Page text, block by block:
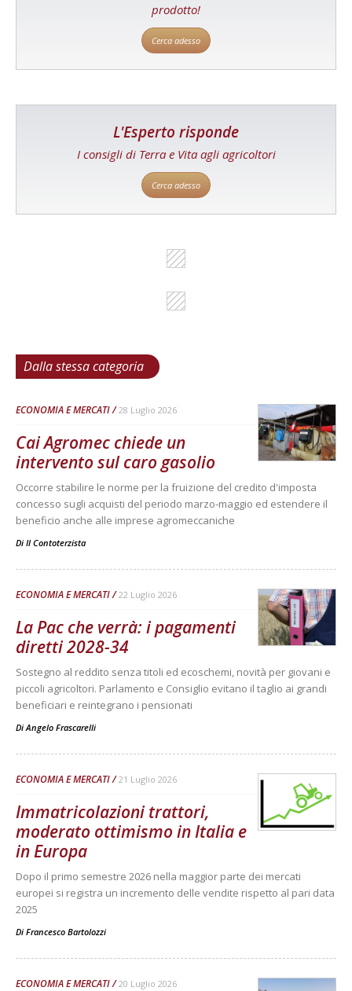
prodotto!
Cerca adesso
L'Esperto risponde
I consigli di Terra e Vita agli agricoltori
Cerca adesso
Dalla stessa categoria
ECONOMIA E MERCATI 28 Luglio 2026
Cai Agromec chiede un
intervento sul caro gasolio
Occorre stabilire le norme per la fruizione del credito d'imposta
concesso sugli acquisti del periodo marzo-maggio ed estendere il
beneficio anche alle imprese agromeccaniche
Di Il Contoterzista
ECONOMIA E MERCATI 22 Luglio 2026
La Pac che verrà: i pagamenti
diretti 2028-34
Sostegno al reddito senza titoli ed ecoschemi, novità per giovani e
piccoli agricoltori. Parlamento e Consiglio evitano il taglio ai grandi
beneficiari e reintegrano i pensionati
Di Angelo Frascarelli
ECONOMIA E MERCATI 21 Luglio 2026
Immatricolazioni trattori,
moderato ottimismo in Italia e
in Europa
Dopo il primo semestre 2026 nella maggior parte dei mercati
europei si registra un incremento delle vendite rispetto al pari data
2025
Di Francesco Bartolozzi
ECONOMIA E MERCATI 20 Luglio 2026